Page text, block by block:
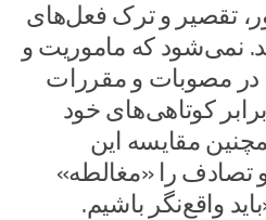
تقصیر و ترک فعل‌های
نمی‌شود که ماموریت و
در مصوبات و مقررات
کوتاهی‌های خود
مقایسه این
تصادف را «مغالطه»
واقع‌نگر باشیم.